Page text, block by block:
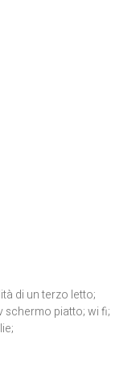
di un terzo letto;
schermo piatto; wi fi;